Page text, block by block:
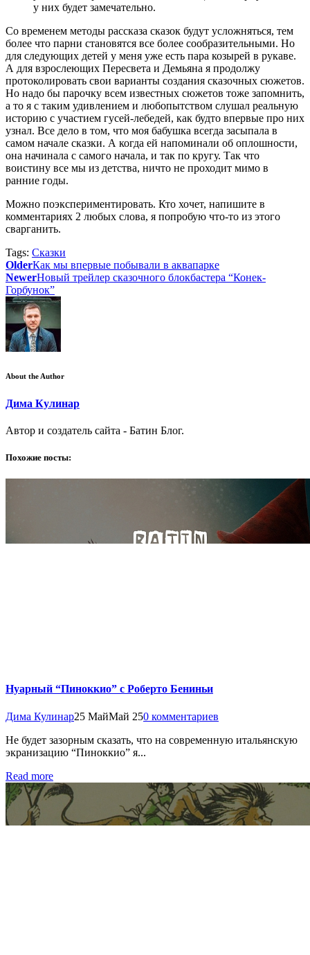
у них будет замечательно.
Со временем методы рассказа сказок будут усложняться, тем
более что парни становятся все более сообразительными. Но
для следующих детей у меня уже есть пара козырей в рукаве.
А для взрослеющих Пересвета и Демьяна я продолжу
протоколировать свои варианты создания сказочных сюжетов.
Но надо бы парочку всем известных сюжетов тоже запомнить,
а то я с таким удивлением и любопытством слушал реальную
историю с участием гусей-лебедей, как будто впервые про них
узнал. Все дело в том, что моя бабушка всегда засыпала в
самом начале сказки. А когда ей напоминали об оплошности,
она начинала с самого начала, и так по кругу. Так что
воистину все мы из детства, ничто не проходит мимо в
ранние годы.
Можно поэкспериментировать. Кто хочет, напишите в
комментариях 2 любых слова, я попробую что-то из этого
сварганить.
Tags: Сказки
OlderКак мы впервые побывали в аквапарке
NewerНовый трейлер сказочного блокбастера “Конек-
Горбунок”
About the Author
Дима Кулинар
Автор и создатель сайта - Батин Блог.
Похожие посты:
Нуарный “Пиноккио” с Роберто Бениньи
Дима Кулинар25 МайМай 250 комментариев
Не будет зазорным сказать, что на современную итальянскую
экранизацию “Пиноккио” я...
Read more